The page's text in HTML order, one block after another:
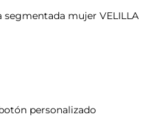
mujer VELILLA
personalizado